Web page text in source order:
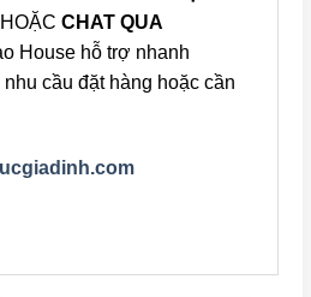
HOẶC CHAT QUA
House hỗ trợ nhanh
cầu đặt hàng hoặc cần